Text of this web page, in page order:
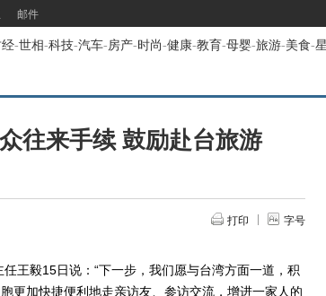
邮件
经-世相-科技-汽车-房产-时尚-健康-教育-母婴-旅游-美食-
往来手续 鼓励赴台旅游
打印 字号
毅15日说：“下一步，我们愿与台湾方面一道，积
更加快捷便利地走亲访友、参访交流，增进一家人的